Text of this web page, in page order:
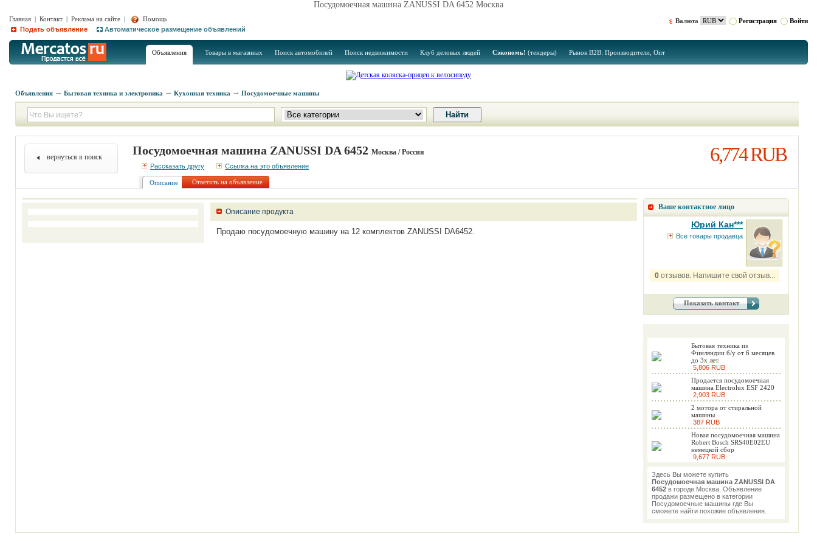
Посудомоечная машина ZANUSSI DA 6452 Москва
Главная | Контакт | Реклама на сайте |
Помощь
Подать объявление
Автоматическое размещение объявлений
Валюта Регистрация Войти
Объявления Товары в магазинах Поиск автомобилей Поиск недвижимости Клуб деловых людей Сэкономь! (тендеры) Рынок B2B: Производители, Опт
Объявления Бытовая техника и электроника Кухонная техника Посудомоечные машины
вернуться в поиск Посудомоечная машина ZANUSSI DA 6452 Москва / Россия
Рассказать другу Ссылка на это объявление
6,774 RUB
Описание Ответить на объявление
Описание продукта
Продаю посудомоечную машину на 12 комплектов ZANUSSI DA6452.
Ваше контактное лицо
Юрий Кан***
Все товары продавца
0отзывов. Напишите свой отзыв...
Показать контакт
Бытовая техника из
Финляндии б/у от 6 месяцев
до 3х лет.
5,806 RUB
Продается посудомоечная
машина Electrolux ESF 2420
2,903 RUB
2 мотора от стиральной
машины
387 RUB
Новая посудомоечная машина
Robert Bosch SRS40E02EU
немецкой сбор
9,677 RUB
Здесь Вы можете купить
Посудомоечная машина ZANUSSI DA
6452 в городе Москва. Объявление
продажи размещено в категории
Посудомоечные машины где Вы
сможете найти похожие объявления.